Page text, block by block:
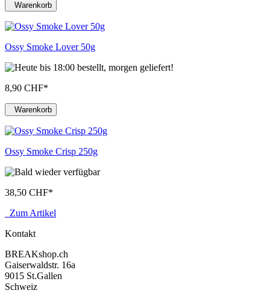
Warenkorb
Ossy Smoke Lover 50g
8,90 CHF*
Warenkorb
Ossy Smoke Crisp 250g
38,50 CHF*
Zum Artikel
Kontakt
BREAKshop.ch
Gaiserwaldstr. 16a
9015 St.Gallen
Schweiz